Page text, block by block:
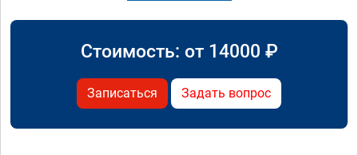
Стоимость: от 14000 ₽
Записаться Задать вопрос